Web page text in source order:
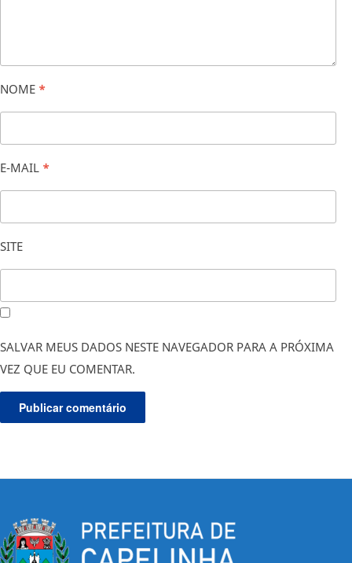
NOME *
E-MAIL *
SITE
SALVAR MEUS DADOS NESTE NAVEGADOR PARA A PRÓXIMA
VEZ QUE EU COMENTAR.